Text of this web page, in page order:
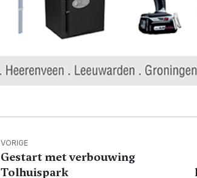
VORIGE
Gestart met verbouwing
Tolhuispark